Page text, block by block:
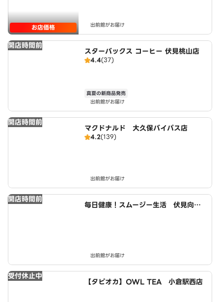
お店価格 出前館がお届け
開店時間前
スターバックス コーヒー 伏見桃山店
4.4(37)
真夏の新商品発売
出前館がお届け
開店時間前
マクドナルド 大久保バイパス店
4.2(139)
出前館がお届け
開店時間前
毎日健康！スムージー生活 伏見向島
出前館がお届け
受付休止中
【タピオカ】OWL TEA 小倉駅西店